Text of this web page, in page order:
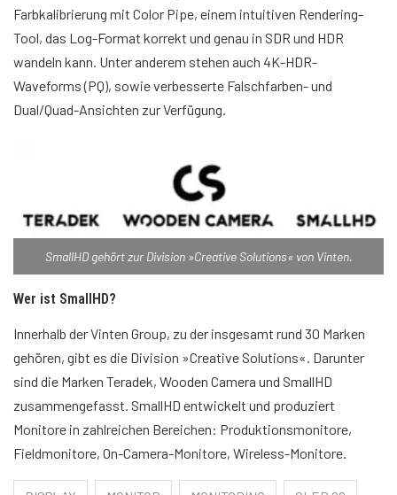
Farbkalibrierung mit Color Pipe, einem intuitiven Rendering-
Tool, das Log-Format korrekt und genau in SDR und HDR
wandeln kann. Unter anderem stehen auch 4K-HDR-
Waveforms (PQ), sowie verbesserte Falschfarben- und
Dual/Quad-Ansichten zur Verfügung.
SmallHD gehört zur Division »Creative Solutions« von Vinten.
Wer ist SmallHD?
Innerhalb der Vinten Group, zu der insgesamt rund 30 Marken
gehören, gibt es die Division »Creative Solutions«. Darunter
sind die Marken Teradek, Wooden Camera und SmallHD
zusammengefasst. SmallHD entwickelt und produziert
Monitore in zahlreichen Bereichen: Produktionsmonitore,
Fieldmonitore, On-Camera-Monitore, Wireless-Monitore.